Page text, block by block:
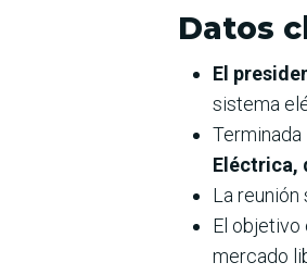
Datos
El
sistema
Terminada
Eléctrica,
La reunión
El objetivo
mercado